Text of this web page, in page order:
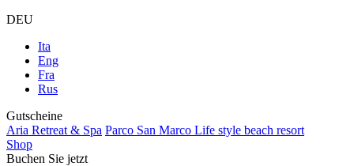
DEU
Ita
Eng
Fra
Rus
Gutscheine
Aria Retreat & Spa Parco San Marco Life style beach resort
Shop
Buchen Sie jetzt